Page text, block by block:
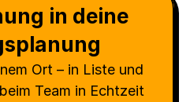
in deine
Ort – in Liste und
Team in Echtzeit